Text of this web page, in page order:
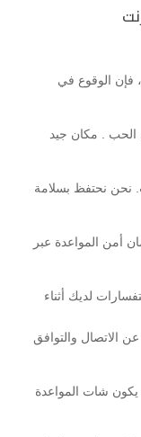
فإن الوقوع في
الحب . مكان جيد
نحن نحتفظ بسلامة
أمن المواعدة عبر
لديك أثناء
الاتصال والتوافق
يكون شات المواعدة